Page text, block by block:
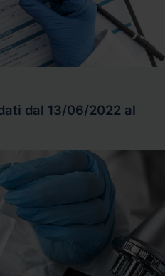
dal 13/06/2022 al